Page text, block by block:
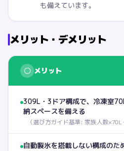
も備えています。
メリット・デメリット
○ メリット
309L・3ドア構成で、冷凍室
納スペースを備える
（選び方ガイド基準: 家族人数
自動製氷を搭載しない構成のた